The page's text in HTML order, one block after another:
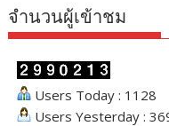
จำนวนผู้เข้าชม
Users Today : 1128
Users Yesterday :